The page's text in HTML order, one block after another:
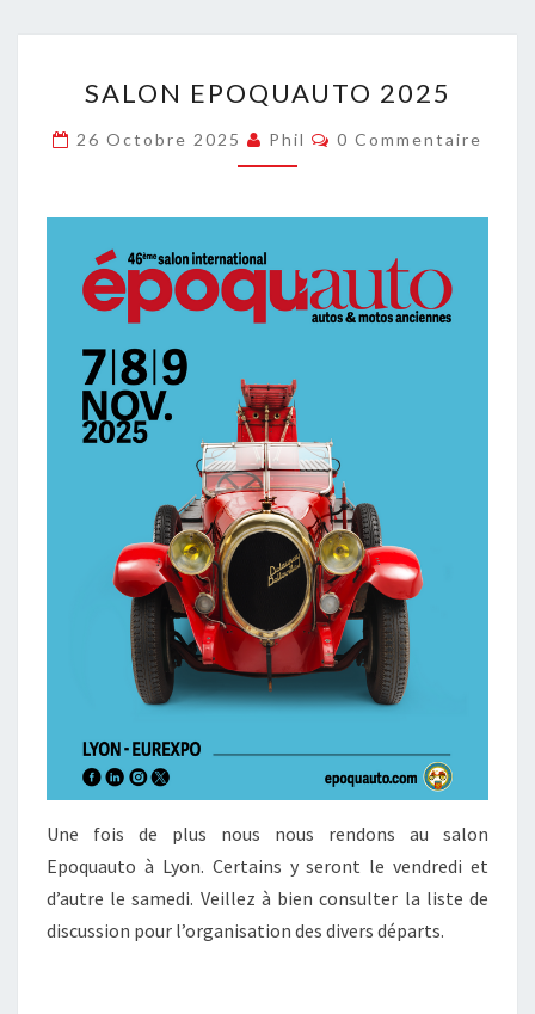
EPOQUAUTO
2025
SALON EPOQUAUTO 2025
26 Octobre 2025 Phil Commentaires
0 Commentaire
Une fois de plus nous nous rendons au salon
Epoquauto à Lyon. Certains y seront le vendredi et
d’autre le samedi. Veillez à bien consulter la liste de
discussion pour l’organisation des divers départs.